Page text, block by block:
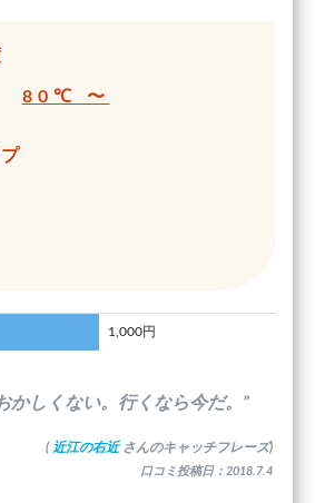
80℃ 〜
1,000円
かしくない。行くなら今だ。”
( 近江の右近 さんのキャッチフレーズ)
口コミ投稿日：2018.7.4